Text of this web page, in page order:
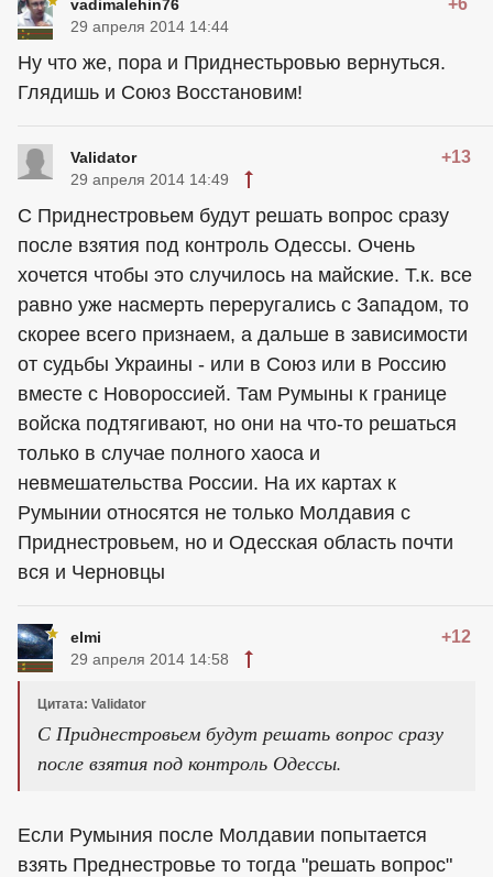
vadimalehin76 +6
29 апреля 2014 14:44
Ну что же, пора и Приднестьровью вернуться.
Глядишь и Союз Восстановим!
Validator +13
29 апреля 2014 14:49
С Приднестровьем будут решать вопрос сразу
после взятия под контроль Одессы. Очень
хочется чтобы это случилось на майские. Т.к. все
равно уже насмерть переругались с Западом, то
скорее всего признаем, а дальше в зависимости
от судьбы Украины - или в Союз или в Россию
вместе с Новороссией. Там Румыны к границе
войска подтягивают, но они на что-то решаться
только в случае полного хаоса и
невмешательства России. На их картах к
Румынии относятся не только Молдавия с
Приднестровьем, но и Одесская область почти
вся и Черновцы
elmi +12
29 апреля 2014 14:58
Цитата: Validator
С Приднестровьем будут решать вопрос сразу
после взятия под контроль Одессы.
Если Румыния после Молдавии попытается
взять Преднестровье то тогда "решать вопрос"